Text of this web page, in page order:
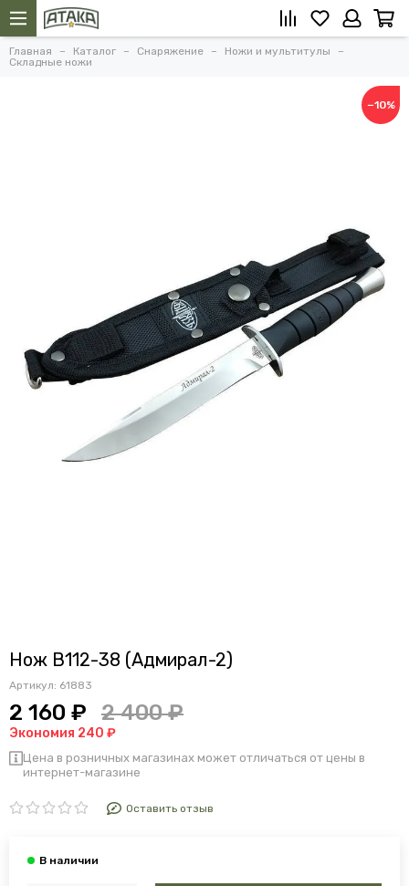
Главная Каталог Снаряжение
Ножи и мультитулы
Складные ножи
−10%
Нож B112-38 (Адмирал-2)
Артикул: 61883
2 160 ₽ 2 400 ₽
Экономия 240 ₽
Цена в розничных магазинах может отличаться от цены в
интернет-магазине
Оставить отзыв